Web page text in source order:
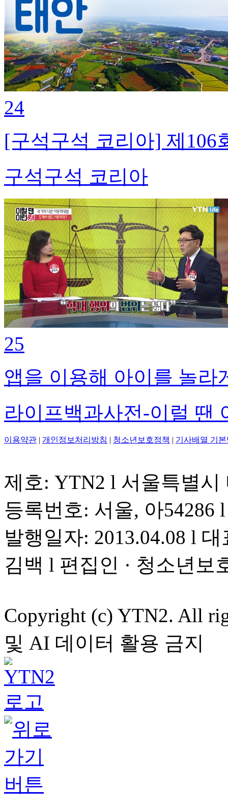
24
[구석구석 코리아] 제106
구석구석 코리아
25
앱을 이용해 아이를 놀라
라이프백과사전-이럴 땐
이용약관 | 개인정보처리방침 | 청소년보호정책 | 기사배열 기
제호: YTN2 l 서울특별
등록번호: 서울, 아54286
발행일자: 2013.04.08 l
김백 l 편집인 · 청소년보
Copyright (c) YTN2. All
및 AI 데이터 활용 금지